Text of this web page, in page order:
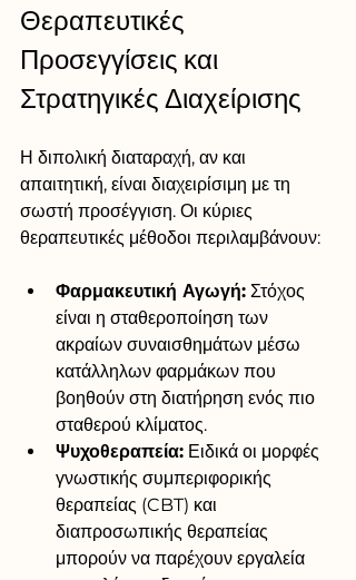
Θεραπευτικές
Προσεγγίσεις και
Στρατηγικές Διαχείρισης
Η διπολική διαταραχή, αν και
απαιτητική, είναι διαχειρίσιμη με τη
σωστή προσέγγιση. Οι κύριες
θεραπευτικές μέθοδοι περιλαμβάνουν:
Φαρμακευτική Αγωγή: Στόχος
είναι η σταθεροποίηση των
ακραίων συναισθημάτων μέσω
κατάλληλων φαρμάκων που
βοηθούν στη διατήρηση ενός πιο
σταθερού κλίματος.
Ψυχοθεραπεία: Ειδικά οι μορφές
γνωστικής συμπεριφορικής
θεραπείας (CBT) και
διαπροσωπικής θεραπείας
μπορούν να παρέχουν εργαλεία